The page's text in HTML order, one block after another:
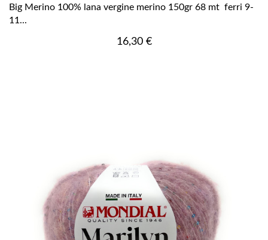
Big Merino 100% lana vergine merino 150gr 68 mt ferri 9-
11...
Prezzo
16,30 €